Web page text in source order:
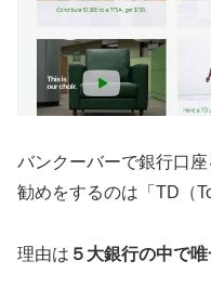
バンクーバーで銀行口
勧めをするのは「TD（
理由は ５大銀行の中で